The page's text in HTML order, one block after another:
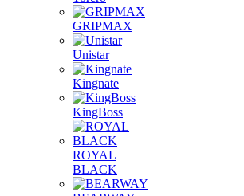
GRIPMAX
Unistar
Kingnate
KingBoss
ROYAL
BLACK